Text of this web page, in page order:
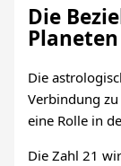
Die
Planeten
Die
Verbindung
eine Rolle in
Die Zahl 21